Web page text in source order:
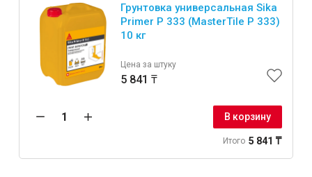
Грунтовка универсальная Sika
Primer P 333 (MasterTile P 333)
10 кг
Цена за штуку
5 841 ₸
В корзину
Итого 5 841 ₸